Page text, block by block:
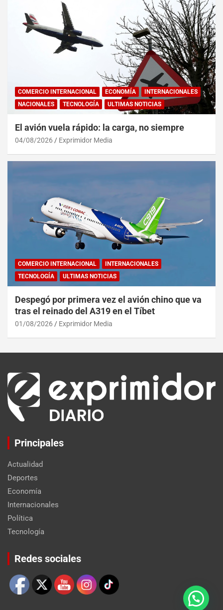
COMERCIO INTERNACIONAL ECONOMÍA
INTERNACIONALES
NACIONALES
TECNOLOGÍA ULTIMAS NOTICIAS
El avión vuela rápido: la carga, no siempre
04/08/2026 Exprimidor Media
COMERCIO INTERNACIONAL
INTERNACIONALES
TECNOLOGÍA
ULTIMAS NOTICIAS
Despegó por primera vez el avión chino que va
tras el reinado del A319 en el Tíbet
01/08/2026 Exprimidor Media
Principales
Actualidad
Deportes
Economía
Internacionales
Política
Tecnología
Redes sociales